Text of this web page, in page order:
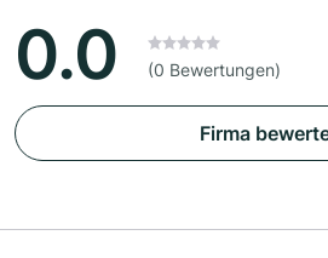
0.0 (0 Bewertungen)
Firma